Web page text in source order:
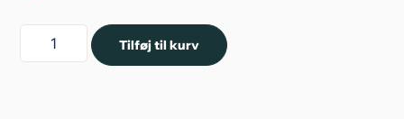
Tilføj til kurv